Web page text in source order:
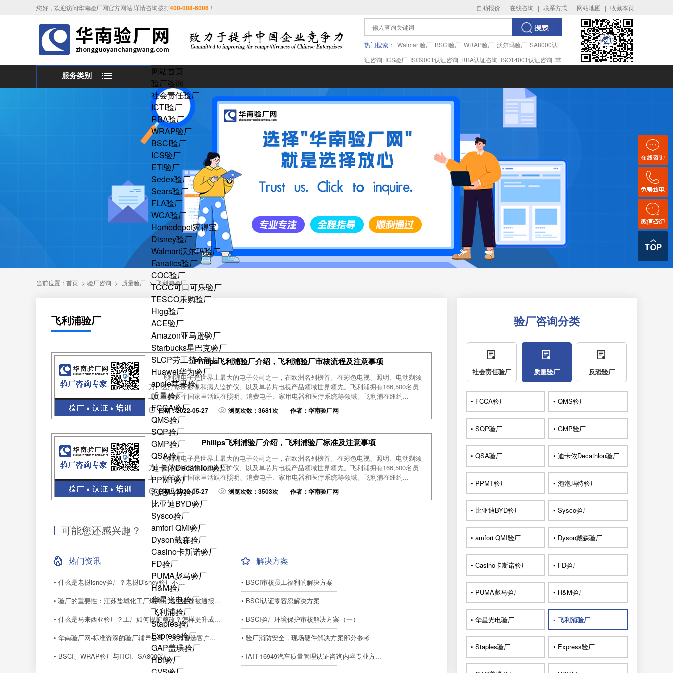
自助报价 | 在线咨询 | 联系方式 | 网站地图 | 收藏本页
您好，欢迎访问华南验厂网官方网站,详情咨询拨打400-008-6006 ！
热门搜索： Walmart验厂 BSCI验厂 WRAP验厂 沃尔玛验厂 SA8000认
证咨询 ICS验厂 ISO9001认证咨询 RBA认证咨询 ISO14001认证咨询 苹
服务类别
网站首页
验厂咨询
社会责任验厂
ICTI验厂
RBA验厂
WRAP验厂
BSCI验厂
ICS验厂
ETI验厂
Sedex验厂
Sears验厂
FLA验厂
WCA验厂
Homedepot家得宝
Disney验厂
Walmart沃尔玛验厂
Fanatics验厂
COC验厂
TCCC可口可乐验厂
TESCO乐购验厂
Higg验厂
ACE验厂
Amazon亚马逊验厂
Starbucks星巴克验厂
SLCP劳工整合项目
Huawei华为验厂
apple苹果验厂
质量验厂
FCCA验厂
QMS验厂
SQP验厂
GMP验厂
QSA验厂
迪卡侬Decathlon验厂
PPMT验厂
泡泡玛特验厂
比亚迪BYD验厂
Sysco验厂
amfori QMI验厂
Dyson戴森验厂
Casino卡斯诺验厂
FD验厂
PUMA彪马验厂
H&M验厂
华星光电验厂
飞利浦验厂
Staples验厂
Express验厂
GAP盖璞验厂
HBI验厂
当前位置： 首页 > 验厂咨询 > 质量验厂 > 飞利浦验厂
飞利浦验厂
Philips飞利浦验厂介绍，飞利浦验厂审核流程及注意事项
飞利浦电子是世界上最大的电子公司之一，在欧洲名列榜首。在彩色电视、照明、电动剃须
刀、医疗诊断影像和病人监护仪、以及单芯片电视产品领域世界领先。飞利浦拥有166,500名员
工，在60多个国家里活跃在照明、消费电子、家用电器和医疗系统等领域。飞利浦在纽约...
日期：2022-05-27 浏览次数：3681次 作者：华南验厂网
Philips飞利浦验厂介绍，飞利浦验厂标准及注意事项
飞利浦电子是世界上最大的电子公司之一，在欧洲名列榜首。在彩色电视、照明、电动剃须
刀、医疗诊断影像和病人监护仪、以及单芯片电视产品领域世界领先。飞利浦拥有166,500名员
工，在60多个国家里活跃在照明、消费电子、家用电器和医疗系统等领域。飞利浦在纽约...
日期：2022-05-27 浏览次数：3503次 作者：华南验厂网
可能您还感兴趣？
热门资讯
• 什么是老挝isney验厂？老挝Disney验厂不...
• 验厂的重要性：江苏盐城化工厂爆炸，该企业曾被通报...
• 什么是马来西亚验厂？工厂如何提前整改？怎样提升成...
• 华南验厂网-标准资深的验厂辅导公司，实力首选客户...
• BSCI、WRAP验厂与ITCI、SA8000认...
解决方案
• BSCI审核员工福利的解决方案
• BSCI认证零容忍解决方案
• BSCI验厂环境保护审核解决方案（一）
• 验厂消防安全，现场硬件解决方案部分参考
• IATF16949汽车质量管理认证咨询内容专业方...
验厂咨询分类
社会责任验厂 质量验厂 反恐验厂
• FCCA验厂 • QMS验厂
• SQP验厂 • GMP验厂
• QSA验厂 • 迪卡侬Decathlon验厂
• PPMT验厂 • 泡泡玛特验厂
• 比亚迪BYD验厂 • Sysco验厂
• amfori QMI验厂 • Dyson戴森验厂
• Casino卡斯诺验厂 • FD验厂
• PUMA彪马验厂 • H&M验厂
• 华星光电验厂 • 飞利浦验厂
• Staples验厂 • Express验厂